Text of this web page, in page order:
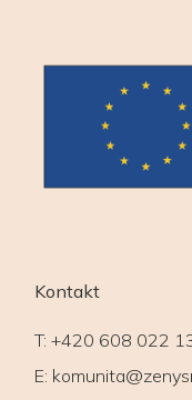
Kontakt
T: +420 608 022
E: